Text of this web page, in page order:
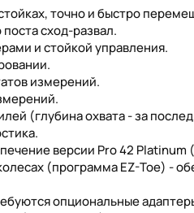
точно и быстро
сход-развал.
и стойкой управления.
измерений.
(глубина охвата - за
версии Pro 42
(программа EZ-Toe) -
опциональные